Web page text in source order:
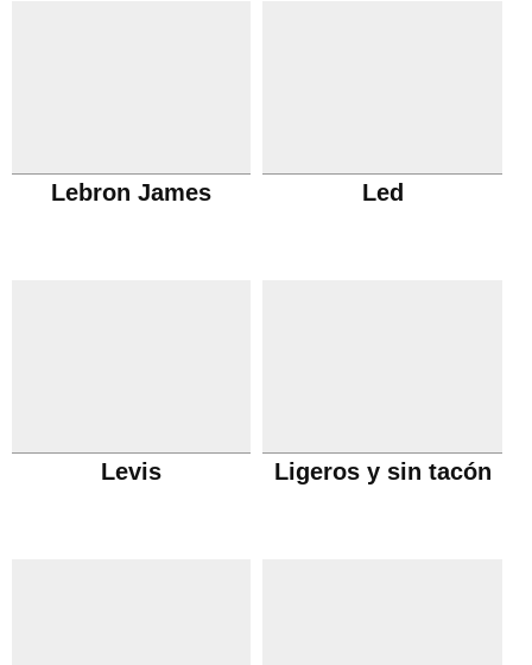
Lebron James Led
Levis Ligeros y sin tacón